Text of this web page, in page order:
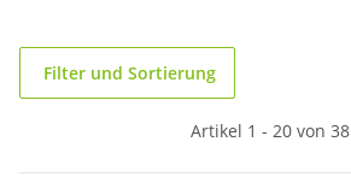
Filter und Sortierung
Artikel 1 - 20 von 38